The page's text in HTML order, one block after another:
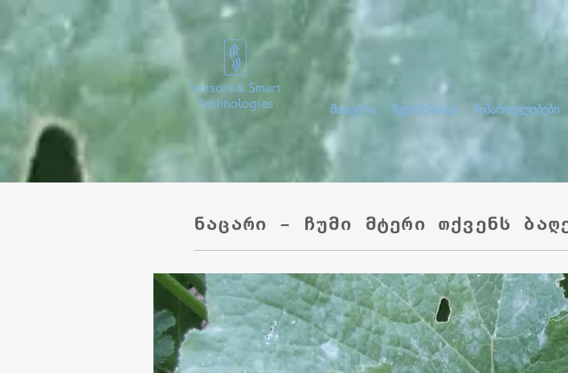
მთავარი ჩვენ შესახებ მიმართულებები
ნაცარი – ჩუმი მტერი თქვენს